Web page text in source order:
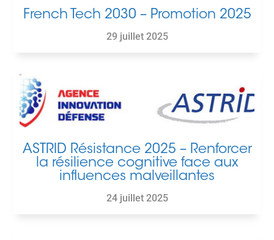
French Tech 2030 – Promotion 2025
29 juillet 2025
ASTRID Résistance 2025 – Renforcer
la résilience cognitive face aux
influences malveillantes
24 juillet 2025